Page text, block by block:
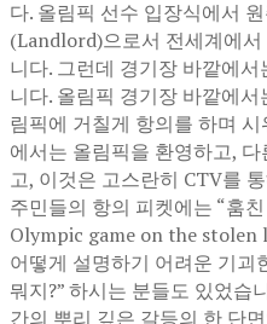
다. 올림픽 선수 입장식에서
(Landlord)으로서 전세계에
니다. 그런데 경기장 바깥에
니다. 올림픽 경기장 바깥에
림픽에 거칠게 항의를 하며
에서는 올림픽을 환영하고,
고, 이것은 고스란히 CTV를
주민들의 항의 피켓에는 “훔
Olympic game on the stolen
어떻게 설명하기 어려운 기괴
뭐지?” 하시는 분들도 있었습
간의 뿌리 깊은 갈등의 한 단